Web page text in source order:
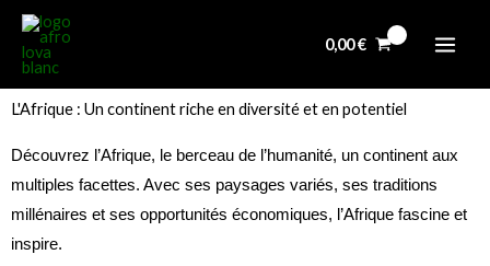
Aller
contenu
0,00€
L'Afrique : Un continent riche en diversité et en potentiel
Découvrez l’Afrique, le berceau de l’humanité, un continent aux
multiples facettes. Avec ses paysages variés, ses traditions
millénaires et ses opportunités économiques, l’Afrique fascine et
inspire.